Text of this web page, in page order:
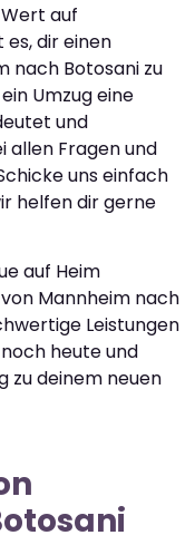
auf
es, dir einen
nach Botosani zu
Umzug eine
und
allen Fragen und
uns einfach
helfen dir gerne
auf Heim
Mannheim nach
Leistungen
heute und
zu deinem neuen